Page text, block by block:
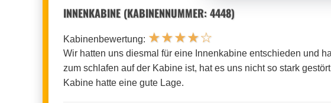
INNENKABINE (KABINENNUMMER: 4448)
Kabinenbewertung: ★★★★☆
Wir hatten uns diesmal für eine Innenkabine entschieden und
zum schlafen auf der Kabine ist, hat es uns nicht so stark
Kabine hatte eine gute Lage.